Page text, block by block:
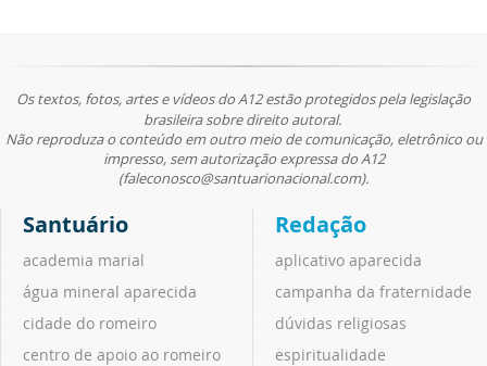
Os textos, fotos, artes e vídeos do A12 estão protegidos pela legislação
brasileira sobre direito autoral.
Não reproduza o conteúdo em outro meio de comunicação, eletrônico ou
impresso, sem autorização expressa do A12
(faleconosco@santuarionacional.com).
Santuário
academia marial
água mineral aparecida
cidade do romeiro
centro de apoio ao romeiro
Redação
aplicativo aparecida
campanha da fraternidade
dúvidas religiosas
espiritualidade